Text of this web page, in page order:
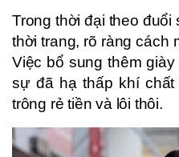
Trong thời đại theo
thời trang, rõ ràng cách
Việc bổ sung thêm
sự đã hạ thấp khí chất
trông rẻ tiền và lôi thôi.